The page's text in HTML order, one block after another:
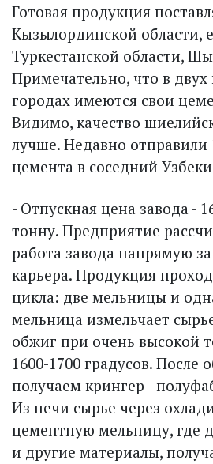
Готовая продукция
Кызылординской области,
Туркестанской области,
Примечательно, что в двух
городах имеются свои
Видимо, качество
лучше. Недавно отправили
цемента в соседний
- Отпускная цена завода -
тонну. Предприятие
работа завода напрямую
карьера. Продукция
цикла: две мельницы и
мельница измельчает
обжиг при очень высокой
1600-1700 градусов. После
получаем крингер -
Из печи сырье через
цементную мельницу, где
и другие материалы,